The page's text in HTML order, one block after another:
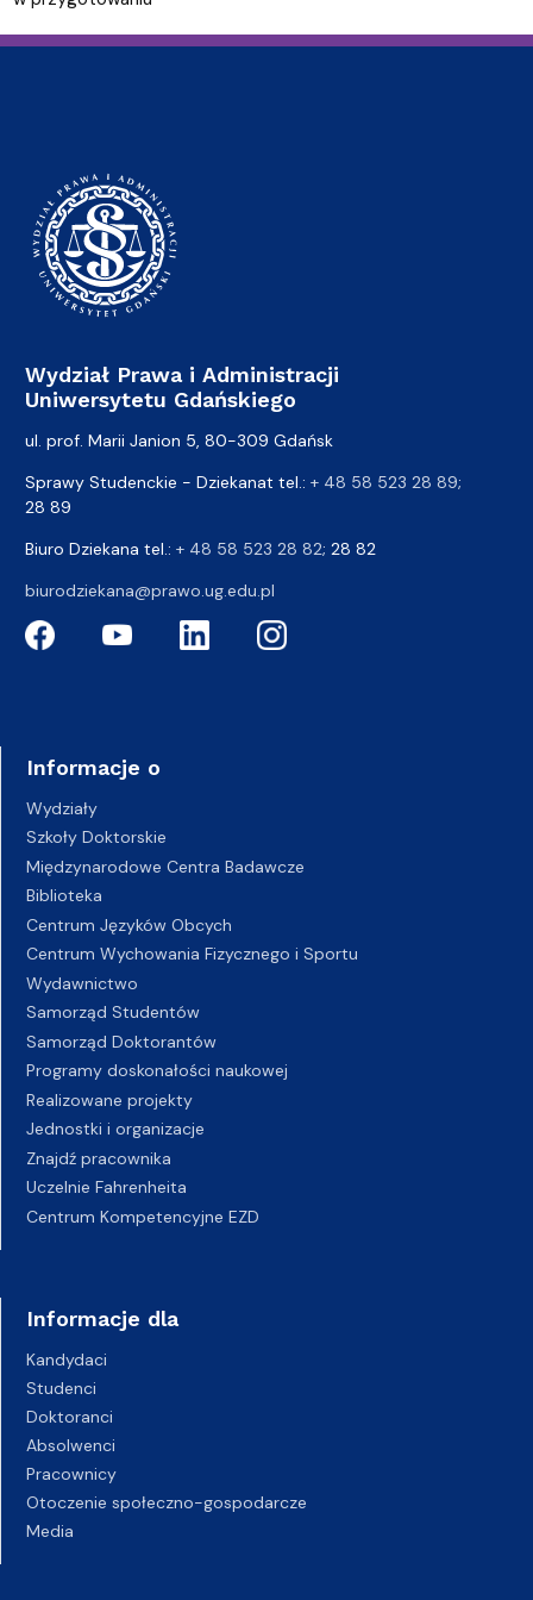
Wydział Prawa i Administracji
Uniwersytetu Gdańskiego
ul. prof. Marii Janion 5, 80-309 Gdańsk
Sprawy Studenckie - Dziekanat tel.: + 48 58 523 28 89;
28 89
Biuro Dziekana tel.: + 48 58 523 28 82; 28 82
biurodziekana@prawo.ug.edu.pl
Informacje o
Wydziały
Szkoły Doktorskie
Międzynarodowe Centra Badawcze
Biblioteka
Centrum Języków Obcych
Centrum Wychowania Fizycznego i Sportu
Wydawnictwo
Samorząd Studentów
Samorząd Doktorantów
Programy doskonałości naukowej
Realizowane projekty
Jednostki i organizacje
Znajdź pracownika
Uczelnie Fahrenheita
Centrum Kompetencyjne EZD
Informacje dla
Kandydaci
Studenci
Doktoranci
Absolwenci
Pracownicy
Otoczenie społeczno-gospodarcze
Media